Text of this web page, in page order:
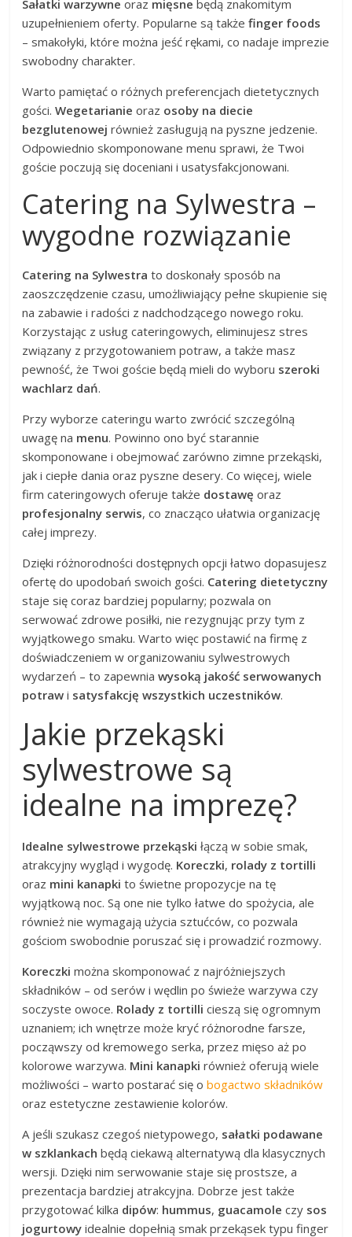
Sałatki warzywne oraz mięsne będą znakomitym
uzupełnieniem oferty. Popularne są takżefinger foods
– smakołyki, które można jeść rękami, co nadaje imprezie
swobodny charakter.
Warto pamiętać o różnych preferencjach dietetycznych
gości.Wegetarianie oraz osoby na diecie
bezglutenowej również zasługują na pyszne jedzenie.
Odpowiednio skomponowane menu sprawi, że Twoi
goście poczują się doceniani i usatysfakcjonowani.
Catering na Sylwestra –
wygodne rozwiązanie
Catering na Sylwestra to doskonały sposób na
zaoszczędzenie czasu, umożliwiający pełne skupienie się
na zabawie i radości z nadchodzącego nowego roku.
Korzystając z usług cateringowych, eliminujesz stres
związany z przygotowaniem potraw, a także masz
pewność, że Twoi goście będą mieli do wyboru szeroki
wachlarz dań.
Przy wyborze cateringu warto zwrócić szczególną
uwagę na menu. Powinno ono być starannie
skomponowane i obejmować zarówno zimne przekąski,
jak i ciepłe dania oraz pyszne desery. Co więcej, wiele
firm cateringowych oferuje także dostawę oraz
profesjonalny serwis, co znacząco ułatwia organizację
całej imprezy.
Dzięki różnorodności dostępnych opcji łatwo dopasujesz
ofertę do upodobań swoich gości. Catering dietetyczny
staje się coraz bardziej popularny; pozwala on
serwować zdrowe posiłki, nie rezygnując przy tym z
wyjątkowego smaku. Warto więc postawić na firmę z
doświadczeniem w organizowaniu sylwestrowych
wydarzeń – to zapewniawysoką jakość serwowanych
potraw i satysfakcję wszystkich uczestników.
Jakie przekąski
sylwestrowe są
idealne na imprezę?
Idealne sylwestrowe przekąski łączą w sobie smak,
atrakcyjny wygląd i wygodę. Koreczki, rolady z tortilli
oraz mini kanapki to świetne propozycje na tę
wyjątkową noc. Są one nie tylko łatwe do spożycia, ale
również nie wymagają użycia sztućców, co pozwala
gościom swobodnie poruszać się i prowadzić rozmowy.
Koreczki można skomponować z najróżniejszych
składników – od serów i wędlin po świeże warzywa czy
soczyste owoce. Rolady z tortilli cieszą się ogromnym
uznaniem; ich wnętrze może kryć różnorodne farsze,
począwszy od kremowego serka, przez mięso aż po
kolorowe warzywa. Mini kanapki również oferują wiele
możliwości – warto postarać się obogactwo składników
oraz estetyczne zestawienie kolorów.
A jeśli szukasz czegoś nietypowego, sałatki podawane
w szklankach będą ciekawą alternatywą dla klasycznych
wersji. Dzięki nim serwowanie staje się prostsze, a
prezentacja bardziej atrakcyjna. Dobrze jest także
przygotować kilka dipów: hummus, guacamole czy sos
jogurtowy idealnie dopełnią smak przekąsek typu finger